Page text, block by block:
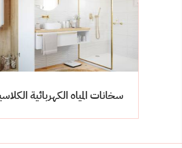
سخانات المياه الكهربائية